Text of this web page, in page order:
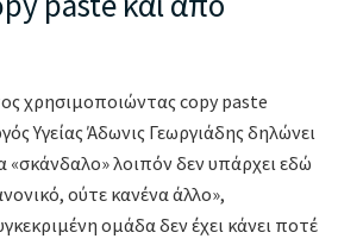
χρησιμοποιώντας copy paste
Υγείας Άδωνις Γεωργιάδης δηλώνει
«σκάνδαλο» λοιπόν δεν υπάρχει εδώ
ούτε κανένα άλλο»,
ομάδα δεν έχει κάνει ποτέ